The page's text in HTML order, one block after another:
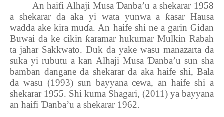
An haifi Alhaji MusaƊanba’u a shekarar 1958
a shekarar da aka yi wata yunwa a ƙasar Hausa
wadda ake kira muɗa. An haife shi ne a garin Gidan
Buwai da ke cikin ƙaramar hukumar Mulkin Rabah
ta jahar Sakkwato. Duk da yake wasu manazarta da
suka yi rubutu a kan Alhaji Musa Ɗanba’u sun sha
bamban dangane da shekarar da aka haife shi, Bala
da wasu (1993) sun bayyana cewa, an haife shi a
shekarar 1955. Shi kuma Shagari, (2011) ya bayyana
an haifi Ɗanba’u a shekarar 1962.